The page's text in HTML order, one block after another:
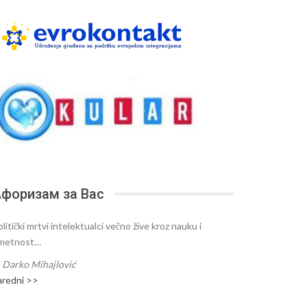
за Вас
mrtvi intelektualci večno žive kroz nauku i
Darko Mihajlović
>>